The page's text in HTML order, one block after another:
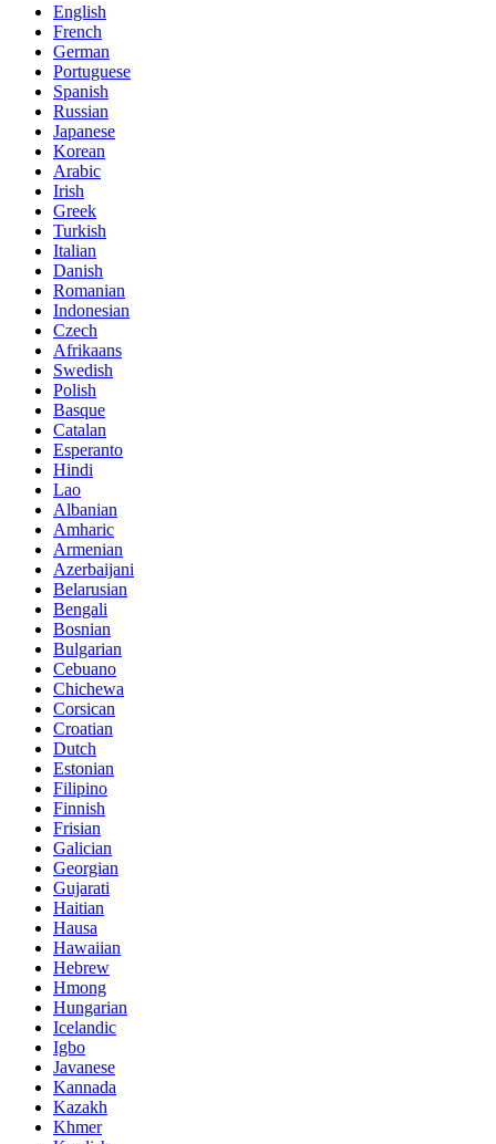
English
French
German
Portuguese
Spanish
Russian
Japanese
Korean
Arabic
Irish
Greek
Turkish
Italian
Danish
Romanian
Indonesian
Czech
Afrikaans
Swedish
Polish
Basque
Catalan
Esperanto
Hindi
Lao
Albanian
Amharic
Armenian
Azerbaijani
Belarusian
Bengali
Bosnian
Bulgarian
Cebuano
Chichewa
Corsican
Croatian
Dutch
Estonian
Filipino
Finnish
Frisian
Galician
Georgian
Gujarati
Haitian
Hausa
Hawaiian
Hebrew
Hmong
Hungarian
Icelandic
Igbo
Javanese
Kannada
Kazakh
Khmer